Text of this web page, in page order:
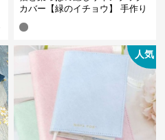
カバー【緑のイチョウ】 手作り
人気